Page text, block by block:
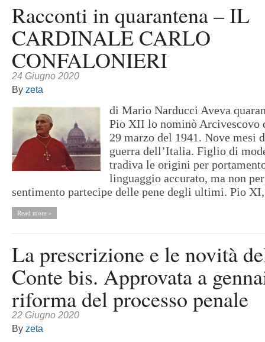
Racconti in quarantena – IL
CARDINALE CARLO
CONFALONIERI
24 Giugno 2020
By zeta
di Mario Narducci Aveva
Pio XII lo nominò Arcivescovo
29 marzo del 1941. Nove mesi
guerra dell’Italia. Figlio di
tradiva le origini per
linguaggio accurato, ma non
sentimento partecipe delle pene degli ultimi. Pio
Read more »
La prescrizione e le novità
Conte bis. Approvata a
riforma del processo penale
22 Giugno 2020
By zeta